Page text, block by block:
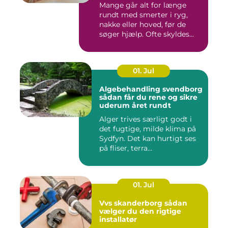
Mange går alt for længe
rundt med smerter i ryg,
nakke eller hoved, før de
søger hjælp. Ofte skyldes...
01. Jul
Algebehandling svendborg
sådan får du rene og sikre
uderum året rundt
Alger trives særligt godt i
det fugtige, milde klima på
Sydfyn. Det kan hurtigt ses
på fliser, terra...
01. Jul
Vvs skanderborg sådan
vælger du den rigtige
installatør